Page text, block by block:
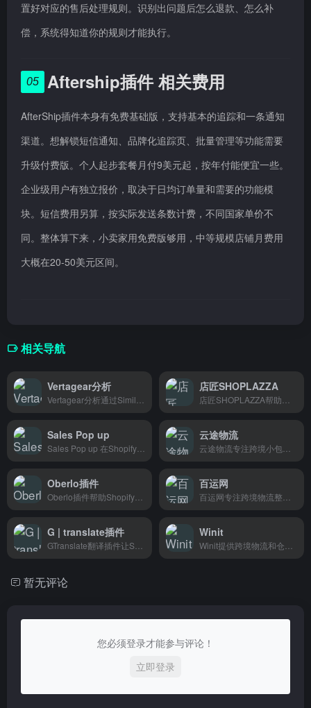
置好对应的售后处理规则。识别出问题后怎么退款、怎么补
偿，系统得知道你的规则才能执行。
05 Aftership插件 相关费用
AfterShip插件本身有免费基础版，支持基本的追踪和一条通知
渠道。想解锁短信通知、品牌化追踪页、批量管理等功能需要
升级付费版。个人起步套餐月付9美元起，按年付能便宜一些。
企业级用户有独立报价，取决于日均订单量和需要的功能模
块。短信费用另算，按实际发送条数计费，不同国家单价不
同。整体算下来，小卖家用免费版够用，中等规模店铺月费用
大概在20-50美元区间。
相关导航
Vertagear分析 店匠SHOPLAZZA
Sales Pop up 云途物流
Oberlo插件 百运网
G | translate插件 Winit
暂无评论
您必须登录才能参与评论！
立即登录